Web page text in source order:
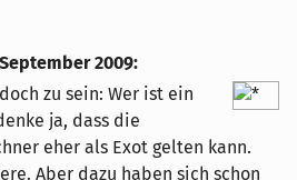
2009:
zu sein: Wer ist ein
ja, dass die
eher als Exot gelten kann.
Aber dazu haben sich schon